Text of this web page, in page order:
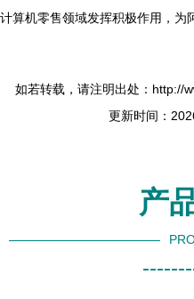
计算机零售领域发挥积极作用，为
如若转载，请注明出处：http://
更新时间：
产